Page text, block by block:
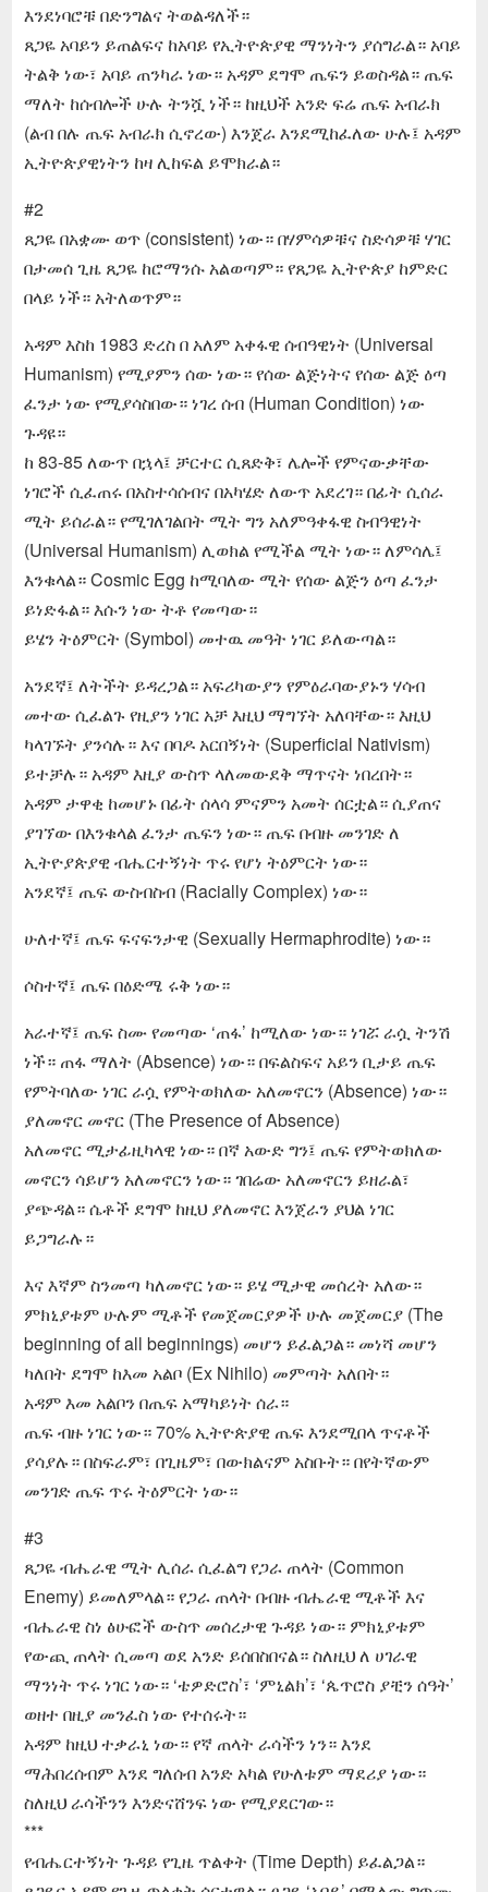
እንደነባሮቹ በድንግልና ትወልዳለች።
ጸጋዬ አባይን ይጠልፍና ከአባይ የኢትዮጵያዊ ማንነትን ያሰግራል። አባይ
ትልቅ ነው፣ አባይ ጠንካራ ነው። አዳም ደግሞ ጤፍን ይወስዳል። ጤፍ
ማለት ከሰብሎች ሁሉ ትንሿ ነች። ከዚህች አንድ ፍሬ ጤፍ አብራክ
(ልብ በሉ ጤፍ አብራክ ሲኖረው) እንጀራ እንደሚከፈለው ሁሉ፤ አዳም
ኢትዮጵያዊነትን ከዛ ሊከፍል ይሞክራል።
#2
ጸጋዬ በአቋሙ ወጥ (consistent) ነው። በሃምሳዎቹና ስድሳዎቹ ሃገር
በታመሰ ጊዜ ጸጋዬ ከሮማንሱ አልወጣም። የጸጋዬ ኢትዮጵያ ከምድር
በላይ ነች። አትለወጥም።
አዳም እስከ 1983 ድረስ በ አለም አቀፋዊ ሰብዓዊነት (Universal
Humanism) የሚያምን ሰው ነው። የሰው ልጅነትና የሰው ልጅ ዕጣ
ፈንታ ነው የሚያሳስበው። ነገረ ሰብ (Human Condition) ነው
ጉዳዩ።
ከ 83-85 ለውጥ በኋላ፤ ቻርተር ሲጸድቅ፣ ሌሎች የምናውቃቸው
ነገሮች ሲፈጠሩ በአስተሳሰብና በአካሄድ ለውጥ አደረገ። በፊት ሲሰራ
ሚት ይሰራል። የሚገለገልበት ሚት ግን አለምዓቀፋዊ ስብዓዊነት
(Universal Humanism) ሊወክል የሚችል ሚት ነው። ለምሳሌ፤
እንቁላል። Cosmic Egg ከሚባለው ሚት የሰው ልጅን ዕጣ ፈንታ
ይነድፋል። እሱን ነው ትቶ የመጣው።
ይሄን ትዕምርት (Symbol) መተዉ መዓት ነገር ይለውጣል።
አንደኛ፤ ለትችት ይዳረጋል። አፍሪካውያን የምዕራባውያኑን ሃሳብ
መተው ሲፈልጉ የዚያን ነገር አቻ እዚህ ማግኘት አለባቸው። እዚህ
ካላገኙት ያንሳሉ። እና በባዶ አርበኝነት (Superficial Nativism)
ይተቻሉ። አዳም እዚያ ውስጥ ላለመውደቅ ማጥናት ነበረበት።
አዳም ታዋቂ ከመሆኑ በፊት ሰላሳ ምናምን አመት ሰርቷል። ሲያጠና
ያገኘው በእንቁላል ፈንታ ጤፍን ነው። ጤፍ በብዙ መንገድ ለ
ኢትዮያጵያዊ ብሔርተኝነት ጥሩ የሆነ ትዕምርት ነው።
አንደኛ፤ ጤፍ ውስብስብ (Racially Complex) ነው።
ሁለተኛ፤ ጤፍ ፍናፍንታዊ (Sexually Hermaphrodite) ነው።
ሶስተኛ፤ ጤፍ በዕድሜ ሩቅ ነው።
አራተኛ፤ ጤፍ ስሙ የመጣው ‘ጠፋ’ ከሚለው ነው። ነገሯ ራሷ ትንሽ
ነች። ጠፋ ማለት (Absence) ነው። በፍልስፍና አይን ቢታይ ጤፍ
የምትባለው ነገር ራሷ የምትወክለው አለመኖርን (Absence) ነው።
ያለመኖር መኖር (The Presence of Absence)
አለመኖር ሚታፊዚካላዊ ነው። በኛ አውድ ግን፤ ጤፍ የምትወክለው
መኖርን ሳይሆን አለመኖርን ነው። ገበሬው አለመኖርን ይዘራል፣
ያጭዳል። ሴቶች ደግሞ ከዚህ ያለመኖር እንጀራን ያህል ነገር
ይጋግራሉ።
እና እኛም ስንመጣ ካለመኖር ነው። ይሄ ሚታዊ መሰረት አለው።
ምክኒያቱም ሁሉም ሚቶች የመጀመርያዎች ሁሉ መጀመርያ (The
beginning of all beginnings) መሆን ይፈልጋል። መነሻ መሆን
ካለበት ደግሞ ከእመ አልቦ (Ex Nihilo) መምጣት አለበት።
አዳም እመ አልቦን በጤፍ አማካይነት ሰራ።
ጤፍ ብዙ ነገር ነው። 70% ኢትዮጵያዊ ጤፍ እንደሚበላ ጥናቶች
ያሳያሉ። በስፍራም፣ በጊዜም፣ በውክልናም አስቡት። በየትኛውም
መንገድ ጤፍ ጥሩ ትዕምርት ነው።
#3
ጸጋዬ ብሔራዊ ሚት ሊሰራ ሲፈልግ የጋራ ጠላት (Common
Enemy) ይመለምላል። የጋራ ጠላት በብዙ ብሔራዊ ሚቶች እና
ብሔራዊ ስነ ፅሁፎች ውስጥ መሰረታዊ ጉዳይ ነው። ምክኒያቱም
የውጪ ጠላት ሲመጣ ወደ አንድ ይሰበስበናል። ስለዚህ ለ ሀገራዊ
ማንነት ጥሩ ነገር ነው። ‘ቴዎድሮስ’፣ ‘ምኒልክ’፣ ‘ጴጥሮስ ያቺን ሰዓት’
ወዘተ በዚያ መንፈስ ነው የተሰሩት።
አዳም ከዚህ ተቃራኒ ነው። የኛ ጠላት ራሳችን ነን። እንደ
ማሕበረሰብም እንደ ግለሰብ አንድ አካል የሁለቱም ማደሪያ ነው።
ስለዚህ ራሳችንን እንድናሸንፍ ነው የሚያደርገው።
***
የብሔርተኝነት ጉዳይ የጊዜ ጥልቀት (Time Depth) ይፈልጋል።